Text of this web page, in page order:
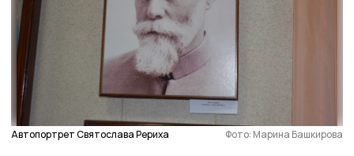
Автопортрет Святослава Рериха Фото: Марина Башкирова